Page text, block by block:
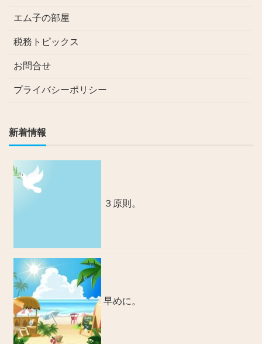
エム子の部屋
税務トピックス
お問合せ
プライバシーポリシー
新着情報
３原則。
早めに。